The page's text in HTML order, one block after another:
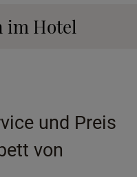
im Hotel
und Preis
von